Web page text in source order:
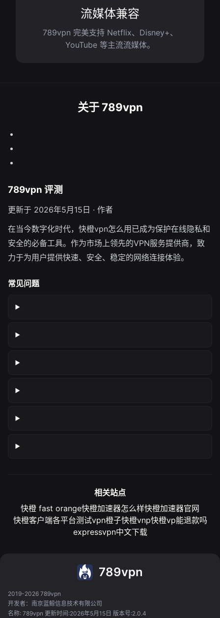
流媒体兼容
789vpn 完美支持 Netflix、Disney+、
YouTube 等主流流媒体。
关于 789vpn
789vpn 评测
更新于 2026年5月15日 · 作者
在当今数字化时代，快橙vpn怎么用已成为保护在线隐私和
安全的必备工具。作为市场上领先的VPN服务提供商，致
力于为用户提供快速、安全、稳定的网络连接体验。
常见问题
相关站点
快橙 fast orange快橙加速器怎么样快橙加速器官网
快橙客户端各平台测试vpn橙子快橙vnp快橙vp能退款吗
expressvpn中文下载
789vpn
2019-2026 789vpn
开发者：南京蓝鲸信息技术有限公司
名称: 789vpn 更新时间:2026年5月15日 版本号:2.0.4